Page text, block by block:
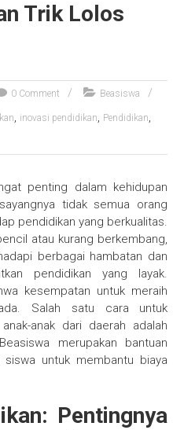
Trik Lolos
0 Comment Beasiswa
, inovasi pendidikan, Pendidikan,
penting dalam kehidupan
tidak semua orang
pendidikan yang berkualitas.
atau kurang berkembang,
berbagai hambatan dan
pendidikan yang layak.
kesempatan untuk meraih
Salah satu cara untuk
anak dari daerah adalah
merupakan bantuan
untuk membantu biaya
Pentingnya